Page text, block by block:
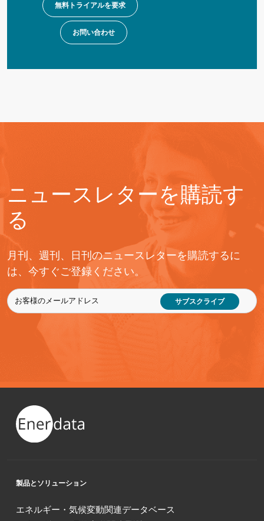
無料トライアルを要求
お問い合わせ
ニュースレターを購読す
る
月刊、週刊、日刊のニュースレターを購読するに
は、今すぐご登録ください。
サブスクライブ
製品とソリューション
エネルギー・気候変動関連データベース